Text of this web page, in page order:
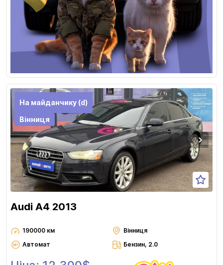
На майданчику (d)
Вінниця
Audi A4 2013
190000 км
Вінниця
Автомат
Бензин, 2.0